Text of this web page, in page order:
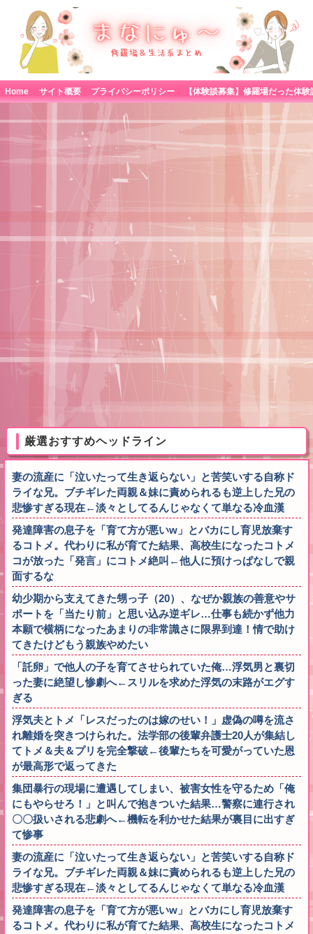
Home サイト概要 プライバシーポリシー
厳選おすすめヘッドライン
妻の流産に「泣いたって生き返らない」と苦笑いする自称ド
ライな兄。ブチギレた両親＆妹に責められるも逆上した兄の
悲惨すぎる現在←淡々としてるんじゃなくて単なる冷血漢
発達障害の息子を「育て方が悪いw」とバカにし育児放棄す
るコトメ。代わりに私が育てた結果、高校生になったコトメ
コが放った「発言」にコトメ絶叫←他人に預けっぱなしで親
面するな
幼少期から支えてきた甥っ子（20）、なぜか親族の善意やサ
ポートを「当たり前」と思い込み逆ギレ…仕事も続かず他力
本願で横柄になったあまりの非常識さに限界到達！情で助け
てきたけどもう親族やめたい
「託卵」で他人の子を育てさせられていた俺…浮気男と裏切
った妻に絶望し惨劇へ←スリルを求めた浮気の末路がエグす
ぎる
浮気夫とトメ「レスだったのは嫁のせい！」虚偽の噂を流さ
れ離婚を突きつけられた。法学部の後輩弁護士20人が集結し
てトメ＆夫＆プリを完全撃破←後輩たちを可愛がっていた恩
が最高形で返ってきた
集団暴行の現場に遭遇してしまい、被害女性を守るため「俺
にもやらせろ！」と叫んで抱きついた結果…警察に連行され
〇〇扱いされる悲劇へ←機転を利かせた結果が裏目に出すぎ
て惨事
妻の流産に「泣いたって生き返らない」と苦笑いする自称ド
ライな兄。ブチギレた両親＆妹に責められるも逆上した兄の
悲惨すぎる現在←淡々としてるんじゃなくて単なる冷血漢
発達障害の息子を「育て方が悪いw」とバカにし育児放棄す
るコトメ。代わりに私が育てた結果、高校生になったコトメ